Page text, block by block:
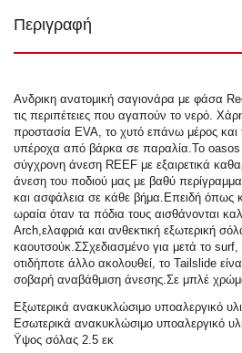
Περιγραφή
Ανδρικη ανατομική σαγιονάρα με φάσα
τις περιπέτειες που αγαπούν το νερό.
προστασία EVA, το χυτό επάνω μέρος
υπέροχα από βάρκα σε παραλία.Το oasos
σύγχρονη άνεση REEF με εξαιρετικά
άνεση του ποδιού μας με βαθύ
και ασφάλεια σε κάθε βήμα.Επειδή όπως
ωραία όταν τα πόδια τους αισθάνονται
Arch,ελαφριά και ανθεκτική εξωτερική
καουτσούκ.ΣΣχεδιασμένο για μετά το surf,
οτιδήποτε άλλο ακολουθεί, το Tailslide
σοβαρή αναβάθμιση άνεσης.Σε μπλέ
Εξωτερικά ανακυκλώσιμο υποαλεργικό
Εσωτερικά ανακυκλώσιμο υποαλεργικό
Ϋψος σόλας 2.5 εκ